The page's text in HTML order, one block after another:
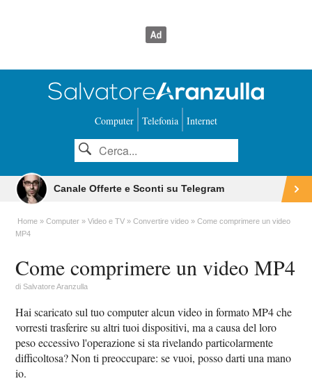
Computer Telefonia Internet
Canale Offerte e Sconti su Telegram
Home Computer Video e TV Convertire video
Come comprimere un video
MP4
Come comprimere un video MP4
diSalvatore Aranzulla
Hai scaricato sul tuo computer alcun video in formato MP4 che
vorresti trasferire su altri tuoi dispositivi, ma a causa del loro
peso eccessivo l'operazione si sta rivelando particolarmente
difficoltosa? Non ti preoccupare: se vuoi, posso darti una mano
io.